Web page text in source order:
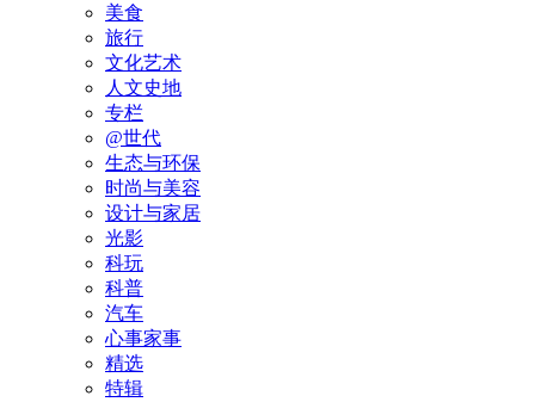
美食
旅行
文化艺术
人文史地
专栏
@世代
生态与环保
时尚与美容
设计与家居
光影
科玩
科普
汽车
心事家事
精选
特辑